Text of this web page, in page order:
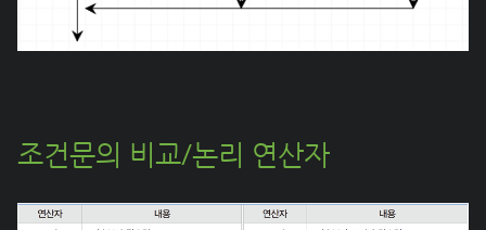
조건문의 비교/논리 연산자